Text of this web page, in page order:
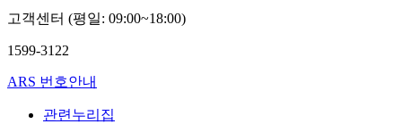
고객센터 (평일: 09:00~18:00)
1599-3122
ARS 번호안내
관련누리집